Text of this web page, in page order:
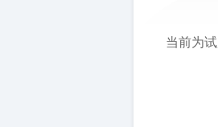
当前为